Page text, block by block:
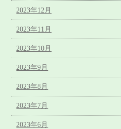
2023年12月
2023年11月
2023年10月
2023年9月
2023年8月
2023年7月
2023年6月